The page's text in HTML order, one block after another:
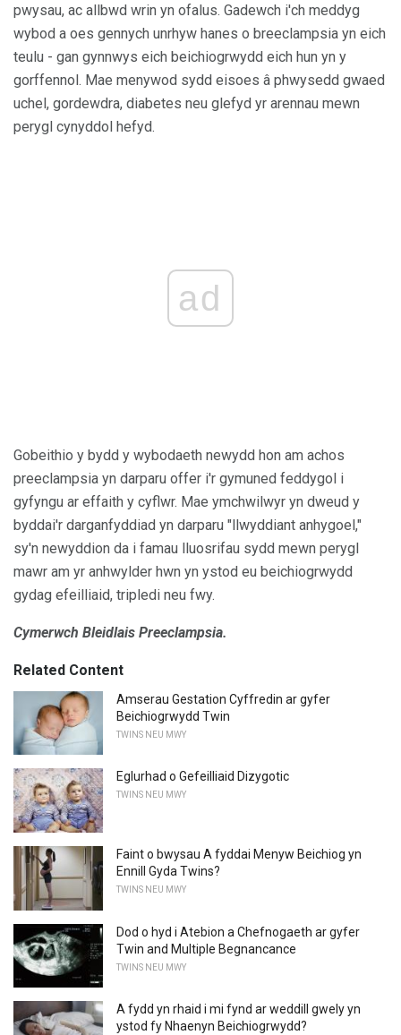
pwysau, ac allbwd wrin yn ofalus. Gadewch i'ch meddyg
wybod a oes gennych unrhyw hanes o breeclampsia yn eich
teulu - gan gynnwys eich beichiogrwydd eich hun yn y
gorffennol. Mae menywod sydd eisoes â phwysedd gwaed
uchel, gordewdra, diabetes neu glefyd yr arennau mewn
perygl cynyddol hefyd.
ad
Gobeithio y bydd y wybodaeth newydd hon am achos
preeclampsia yn darparu offer i'r gymuned feddygol i
gyfyngu ar effaith y cyflwr. Mae ymchwilwyr yn dweud y
byddai'r darganfyddiad yn darparu "llwyddiant anhygoel,"
sy'n newyddion da i famau lluosrifau sydd mewn perygl
mawr am yr anhwylder hwn yn ystod eu beichiogrwydd
gydag efeilliaid, tripledi neu fwy.
Cymerwch Bleidlais Preeclampsia.
Related Content
Amserau Gestation Cyffredin ar gyfer
Beichiogrwydd Twin
TWINS NEU MWY
Eglurhad o Gefeilliaid Dizygotic
TWINS NEU MWY
Faint o bwysau A fyddai Menyw Beichiog yn
Ennill Gyda Twins?
TWINS NEU MWY
Dod o hyd i Atebion a Chefnogaeth ar gyfer
Twin and Multiple Begnancance
TWINS NEU MWY
A fydd yn rhaid i mi fynd ar weddill gwely yn
ystod fy Nhaenyn Beichiogrwydd?